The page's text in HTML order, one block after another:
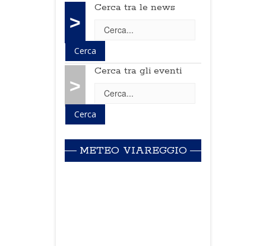
>
Cerca tra le news
>
Cerca tra gli eventi
METEO VIAREGGIO